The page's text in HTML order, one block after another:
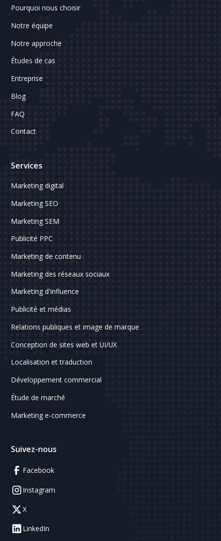
Pourquoi nous choisir
Notre équipe
Notre approche
Études de cas
Entreprise
Blog
FAQ
Contact
Services
Marketing digital
Marketing SEO
Marketing SEM
Publicité PPC
Marketing de contenu
Marketing des réseaux sociaux
Marketing d'influence
Publicité et médias
Relations publiques et image de marque
Conception de sites web et UI/UX
Localisation et traduction
Développement commercial
Étude de marché
Marketing e-commerce
Suivez-nous
Facebook
Instagram
X
LinkedIn